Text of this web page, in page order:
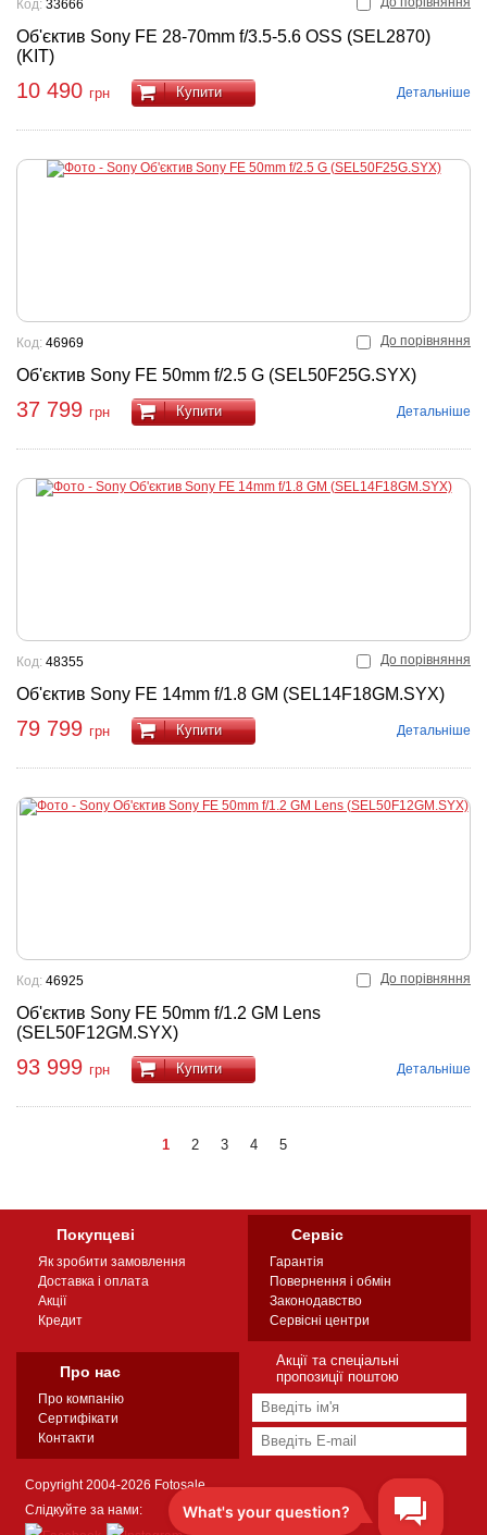
Об'єктив Sony FE 28-70mm f/3.5-5.6 OSS (SEL2870)
(KIT)
Код: 33666
10 490 грн Купити Детальніше
До порівняння
Об'єктив Sony FE 50mm f/2.5 G (SEL50F25G.SYX)
Код: 46969
37 799 грн Купити Детальніше
До порівняння
Об'єктив Sony FE 14mm f/1.8 GM (SEL14F18GM.SYX)
Код: 48355
79 799 грн Купити Детальніше
До порівняння
Об'єктив Sony FE 50mm f/1.2 GM Lens
(SEL50F12GM.SYX)
Код: 46925
93 999 грн Купити Детальніше
1 2 3 4 5
Покупцеві
Як зробити замовлення
Доставка і оплата
Акції
Кредит
Сервіс
Гарантія
Повернення і обмін
Законодавство
Сервісні центри
Про нас
Про компанію
Сертифікати
Контакти
Акції та спеціальні
пропозиції поштою
Copyright 2004-2026 Fotosale
Слідкуйте за нами: